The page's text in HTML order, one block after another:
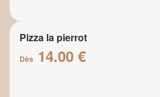
Pizza la pierrot
Dès 14.00 €